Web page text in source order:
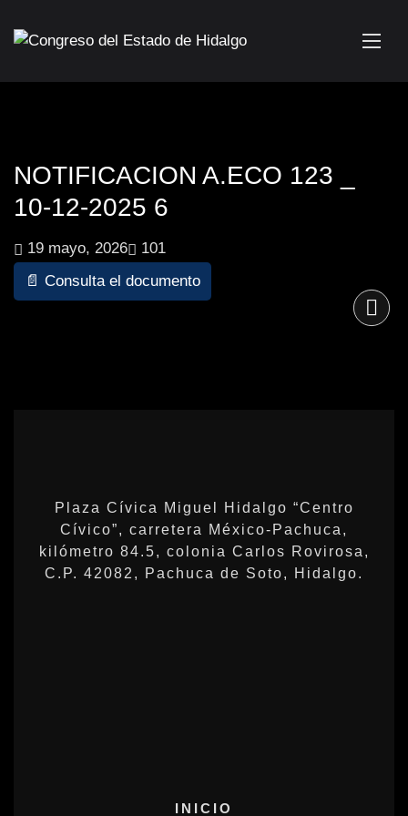
NOTIFICACION A.ECO 123 _
10-12-2025 6
19 mayo, 2026
101
📄 Consulta el documento
Plaza Cívica Miguel Hidalgo “Centro
Cívico”, carretera México-Pachuca,
kilómetro 84.5, colonia Carlos Rovirosa,
C.P. 42082, Pachuca de Soto, Hidalgo.
INICIO